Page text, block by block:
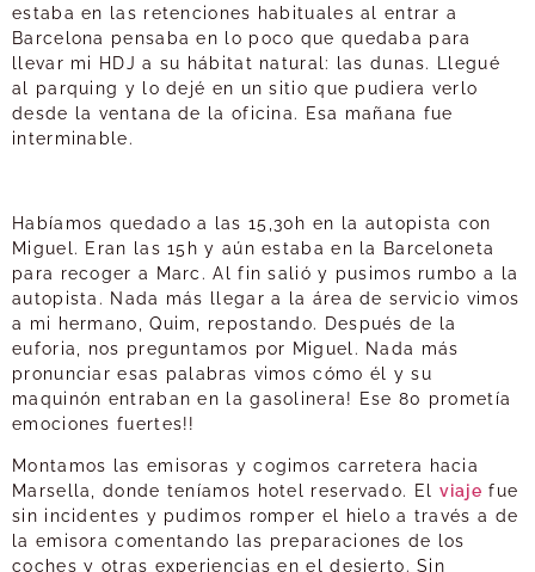
estaba en las retenciones habituales al entrar a
Barcelona pensaba en lo poco que quedaba para
llevar mi HDJ a su hábitat natural: las dunas. Llegué
al parquing y lo dejé en un sitio que pudiera verlo
desde la ventana de la oficina. Esa mañana fue
interminable.
Habíamos quedado a las 15,30h en la autopista con
Miguel. Eran las 15h y aún estaba en la Barceloneta
para recoger a Marc. Al fin salió y pusimos rumbo a la
autopista. Nada más llegar a la área de servicio vimos
a mi hermano, Quim, repostando. Después de la
euforia, nos preguntamos por Miguel. Nada más
pronunciar esas palabras vimos cómo él y su
maquinón entraban en la gasolinera! Ese 80 prometía
emociones fuertes!!
Montamos las emisoras y cogimos carretera hacia
Marsella, donde teníamos hotel reservado. El viaje fue
sin incidentes y pudimos romper el hielo a través a de
la emisora comentando las preparaciones de los
coches y otras experiencias en el desierto. Sin